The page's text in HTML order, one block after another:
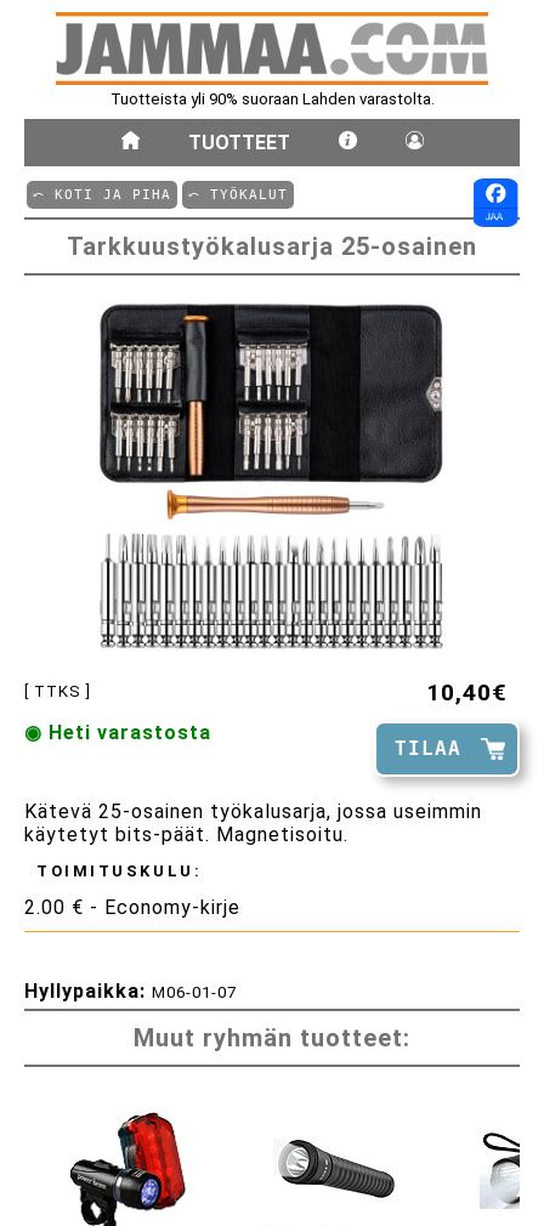
Tuotteista yli 90% suoraan Lahden varastolta.
TUOTTEET
⤺ KOTI JA PIHA ⤺ TYÖKALUT
Tarkkuustyökalusarja 25-osainen
[ TTKS ] 10,40€
TILAA
◉ Heti varastosta
Kätevä 25-osainen työkalusarja, jossa useimmin
käytetyt bits-päät. Magnetisoitu.
TOIMITUSKULU:
2.00 € - Economy-kirje
Hyllypaikka: M06-01-07
Muut ryhmän tuotteet: